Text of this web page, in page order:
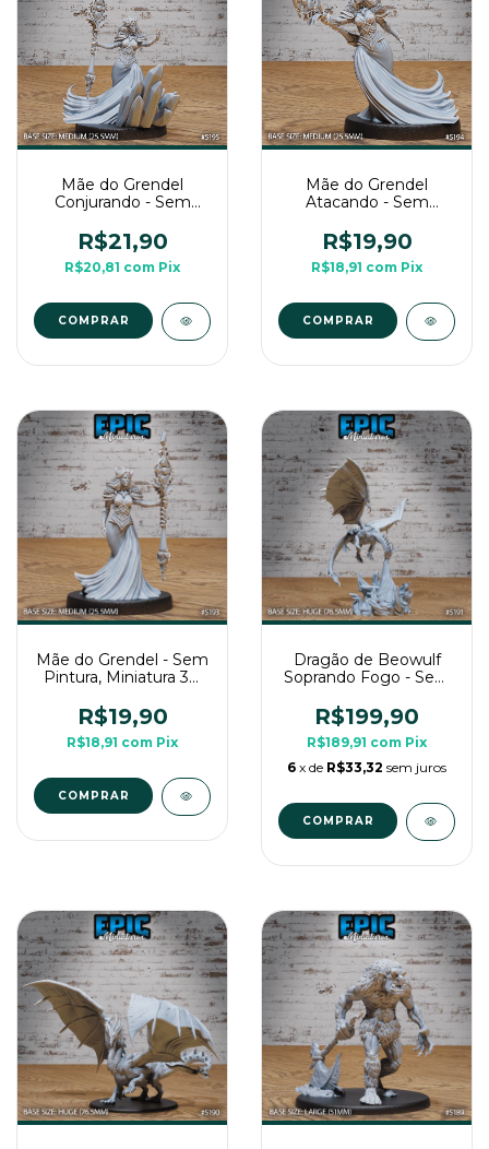
Mãe do Grendel
Conjurando - Sem
Média Para RPG de
Mesa
R$21,90
R$20,81 com Pix
COMPRAR
Mãe do Grendel
Atacando - Sem
Média Para RPG de
Mesa
R$19,90
R$18,91 com Pix
COMPRAR
Mãe do Grendel - Sem
Pintura, Miniatura 3D
Mesa
R$19,90
R$18,91 com Pix
COMPRAR
Dragão de Beowulf
Soprando Fogo - Sem
Enorme Para RPG de
Mesa
R$199,90
R$189,91 com Pix
6 x de R$33,32 sem juros